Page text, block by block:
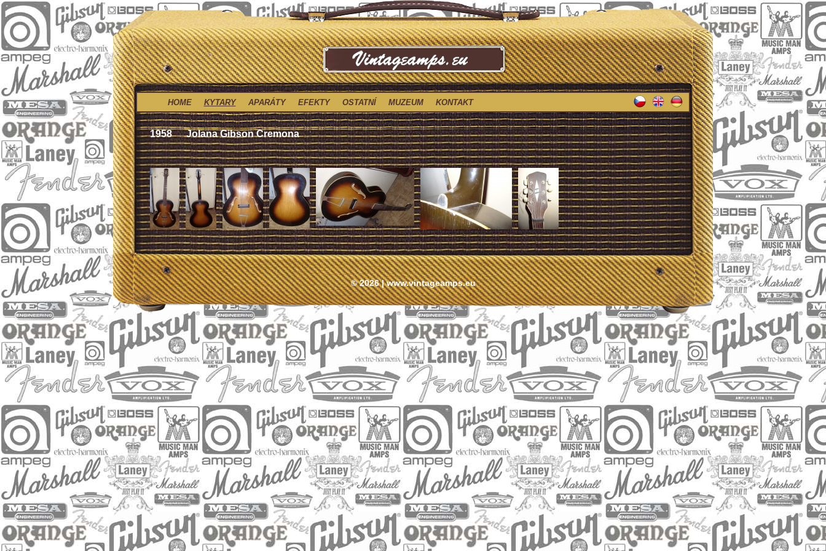
HOME KYTARY APARÁTY EFEKTY OSTATNÍ MUZEUM KONTAKT
1958 Jolana Gibson Cremona
© 2026 |www.vintageamps.eu